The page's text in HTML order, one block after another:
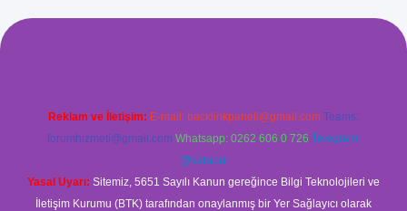
ilbet giriş
Reklam ve İletişim: E-mail: backlinkpaneli@gmail.com Teams:
forumhizmeti@gmail.com Whatsapp: 0262 606 0 726 Telegram:
@karabul
Yasal Uyarı: Sitemiz, 5651 Sayılı Kanun gereğince Bilgi Teknolojileri ve
İletişim Kurumu (BTK) tarafından onaylanmış bir Yer Sağlayıcı olarak